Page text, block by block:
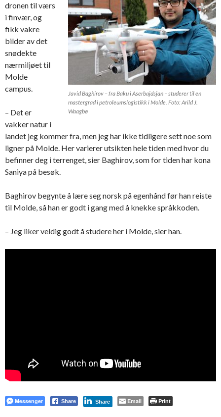
Javid Baghirov – fra Baku i Aserbajdsjan – studerer til en
mastergrad i petroleumslogistikk i Molde. Foto: Arild J.
Waagbø
dronen til værs
i finvær, og
fikk vakre
bilder av det
snødekte
nærmiljøet til
Molde
campus.
– Det er
vakker natur i
landet jeg kommer fra, men jeg har ikke tidligere sett noe som
ligner på Molde. Her varierer utsikten hele tiden med hvor du
befinner deg i terrenget, sier Baghirov, som for tiden har kona
Saniya på besøk.
Baghirov begynte å lære seg norsk på egenhånd før han reiste
til Molde, så han er godt i gang med å knekke språkkoden.
– Jeg liker veldig godt å studere her i Molde, sier han.
Messenger Share Share Email Print